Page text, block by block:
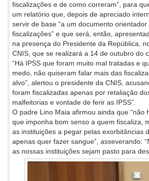
fiscalizações e de como correram”, para
um relatório que, depois de apreciado
servir de base “a um documento
fiscalizações” e que será, então,
na presença do Presidente da República,
CNIS, que se realizará a 14 de outubro do
“Há IPSS que foram muito mal tratadas e
medo, não quiseram falar mais das
alvo”, alertou o presidente da CNIS,
foram fiscalizadas apenas por retaliação
malfeitorias e vontade de ferir as IPSS”.
O padre Lino Maia afirmou ainda que “não
que imponha bom senso a quem fiscaliza,
as instituições a pegar pelas exorbitâncias
apenas quer fazer sangue”, asseverando:
as nossas instituições sejam pasto para